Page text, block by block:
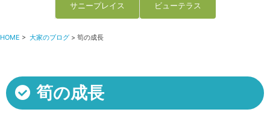
サニープレイス ビューテラス
HOME > 大家のブログ > 筍の成長
筍の成長